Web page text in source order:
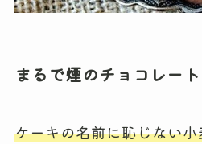
まるで煙のチョコレー
ケーキの名前に恥じない